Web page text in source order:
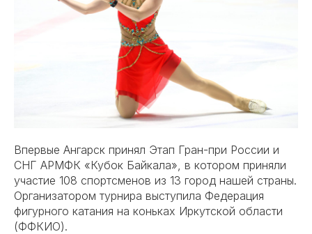
Впервые Ангарск принял Этап Гран-при России и
СНГ АРМФК «Кубок Байкала», в котором приняли
участие 108 спортсменов из 13 город нашей страны.
Организатором турнира выступила Федерация
фигурного катания на коньках Иркутской области
(ФФКИО).